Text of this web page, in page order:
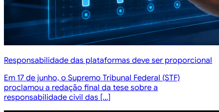
Responsabilidade das plataformas deve ser proporcional
Em 17 de junho, o Supremo Tribunal Federal (STF)
proclamou a redação final da tese sobre a
responsabilidade civil das […]